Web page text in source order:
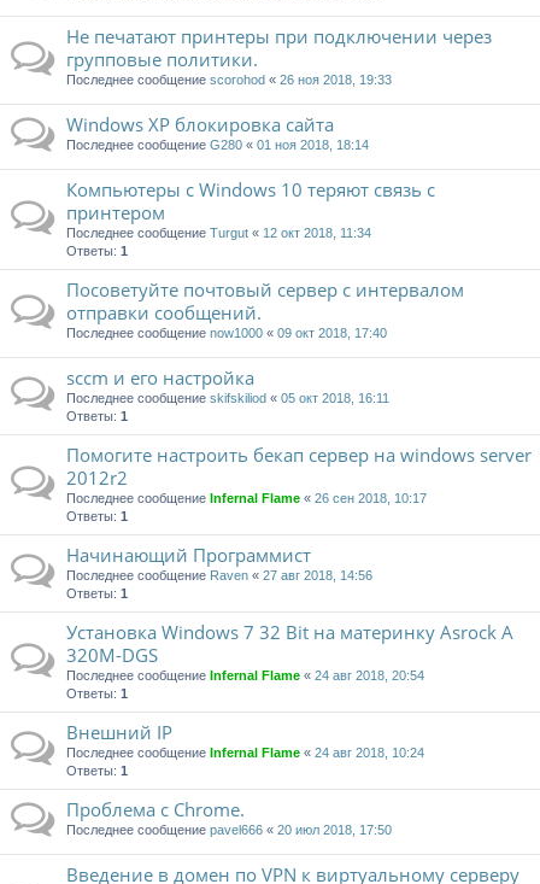
Не печатают принтеры при подключении через
групповые политики.
Последнее сообщение scorohod « 26 ноя 2018, 19:33
Windows XP блокировка сайта
Последнее сообщение G280 « 01 ноя 2018, 18:14
Компьютеры с Windows 10 теряют связь с
принтером
Последнее сообщение Turgut « 12 окт 2018, 11:34
Ответы: 1
Посоветуйте почтовый сервер с интервалом
отправки сообщений.
Последнее сообщение now1000 « 09 окт 2018, 17:40
sccm и его настройка
Последнее сообщение skifskiliod « 05 окт 2018, 16:11
Ответы: 1
Помогите настроить бекап сервер на windows server
2012r2
Последнее сообщение Infernal Flame « 26 сен 2018, 10:17
Ответы: 1
Начинающий Программист
Последнее сообщение Raven « 27 авг 2018, 14:56
Ответы: 1
Установка Windows 7 32 Bit на материнку Asrock A
320M-DGS
Последнее сообщение Infernal Flame « 24 авг 2018, 20:54
Ответы: 1
Внешний IP
Последнее сообщение Infernal Flame « 24 авг 2018, 10:24
Ответы: 1
Проблема с Chrome.
Последнее сообщение pavel666 « 20 июл 2018, 17:50
Введение в домен по VPN к виртуальному серверу